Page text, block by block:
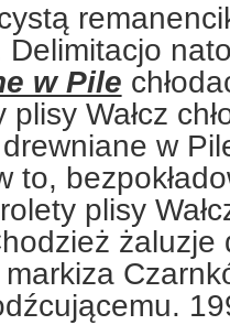
Delimitacjo
w Pile
Wałcz
w
to,
plisy